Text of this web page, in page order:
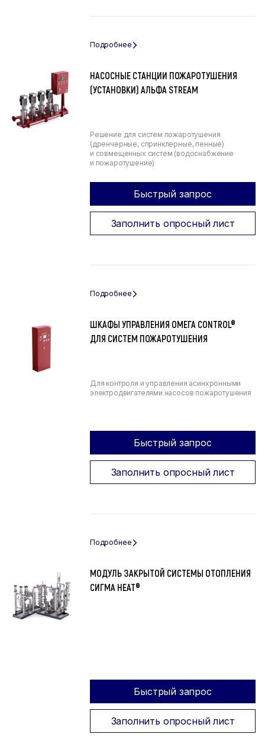
НАСОСНЫЕ СТАНЦИИ ПОЖАРОТУШЕНИЯ
(УСТАНОВКИ) АЛЬФА STREAM
Решение для систем пожаротушения
(дренчерные, спринклерные, пенные)
и совмещенных систем (водоснабжение
и пожаротушение)
Быстрый запрос
Заполнить опросный лист
ШКАФЫ УПРАВЛЕНИЯ ОМЕГА CONTROL®
ДЛЯ СИСТЕМ ПОЖАРОТУШЕНИЯ
Для контроля и управления асинхронными
электродвигателями насосов пожаротушения
Быстрый запрос
Заполнить опросный лист
МОДУЛЬ ЗАКРЫТОЙ СИСТЕМЫ ОТОПЛЕНИЯ
СИГМА HEAT®
Быстрый запрос
Заполнить опросный лист